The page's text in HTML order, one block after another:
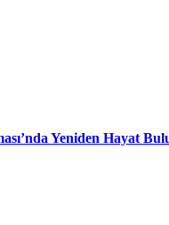
Yeniden Hayat